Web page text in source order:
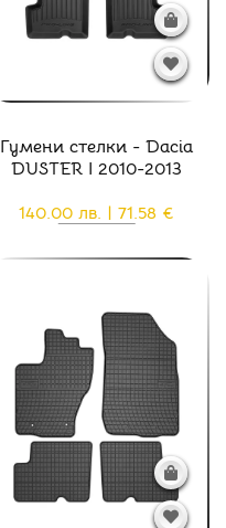
Гумени стелки - Dacia
DUSTER I 2010-2013
140.00 лв. | 71.58 €